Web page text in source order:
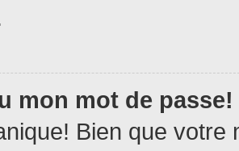
mon mot de passe!
Bien que